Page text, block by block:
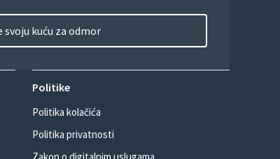
kuću za odmor
Politike
Politika kolačića
Politika privatnosti